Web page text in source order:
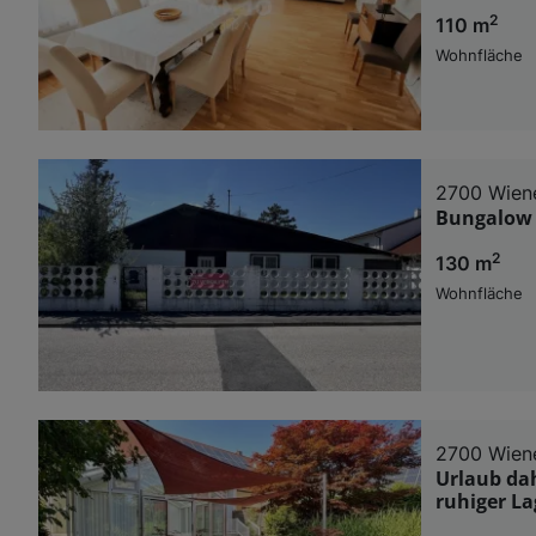
110 m2
Wohnfläche
2700
130 m2
Wohnfläche
2700
Urlaub
ruhiger